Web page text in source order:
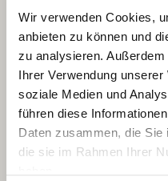
Wir verwenden Cookies,
anbieten zu können und
zu analysieren.
Ihrer Verwendung
soziale Medien und
führen diese
Daten zusammen, die Sie
die sie im Rahmen Ihrer